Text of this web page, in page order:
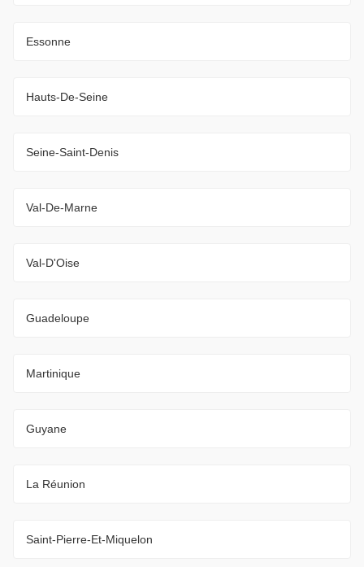
Essonne
Hauts-De-Seine
Seine-Saint-Denis
Val-De-Marne
Val-D'Oise
Guadeloupe
Martinique
Guyane
La Réunion
Saint-Pierre-Et-Miquelon